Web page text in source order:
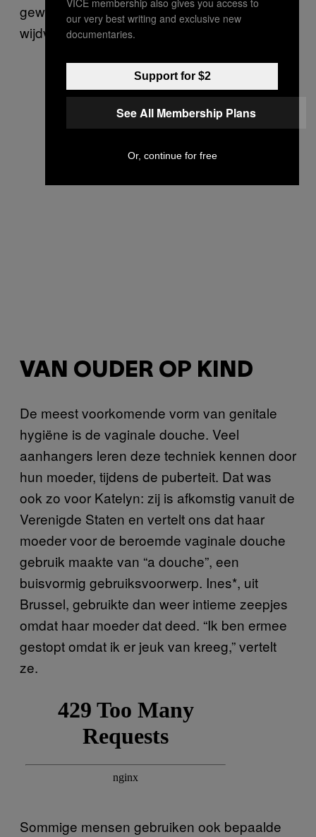
gewaxte en jonge vulva. Een ideaal dat
wijdverspreid is in mainstream pornografie.”
VAN OUDER OP KIND
De meest voorkomende vorm van genitale
hygiëne is de vaginale douche. Veel
aanhangers leren deze techniek kennen door
hun moeder, tijdens de puberteit. Dat was
ook zo voor Katelyn: zij is afkomstig vanuit de
Verenigde Staten en vertelt ons dat haar
moeder voor de beroemde vaginale douche
gebruik maakte van “a douche”, een
buisvormig gebruiksvoorwerp. Ines*, uit
Brussel, gebruikte dan weer intieme zeepjes
omdat haar moeder dat deed. “Ik ben ermee
gestopt omdat ik er jeuk van kreeg,” vertelt
ze.
Sommige mensen gebruiken ook bepaalde
our very best writing and exclusive new
documentaries.
Support for $2
See All Membership Plans
Or, continue for free